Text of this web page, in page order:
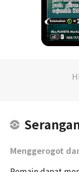
Menggerogot